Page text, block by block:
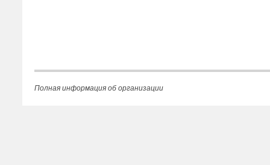
Полная информация об организации